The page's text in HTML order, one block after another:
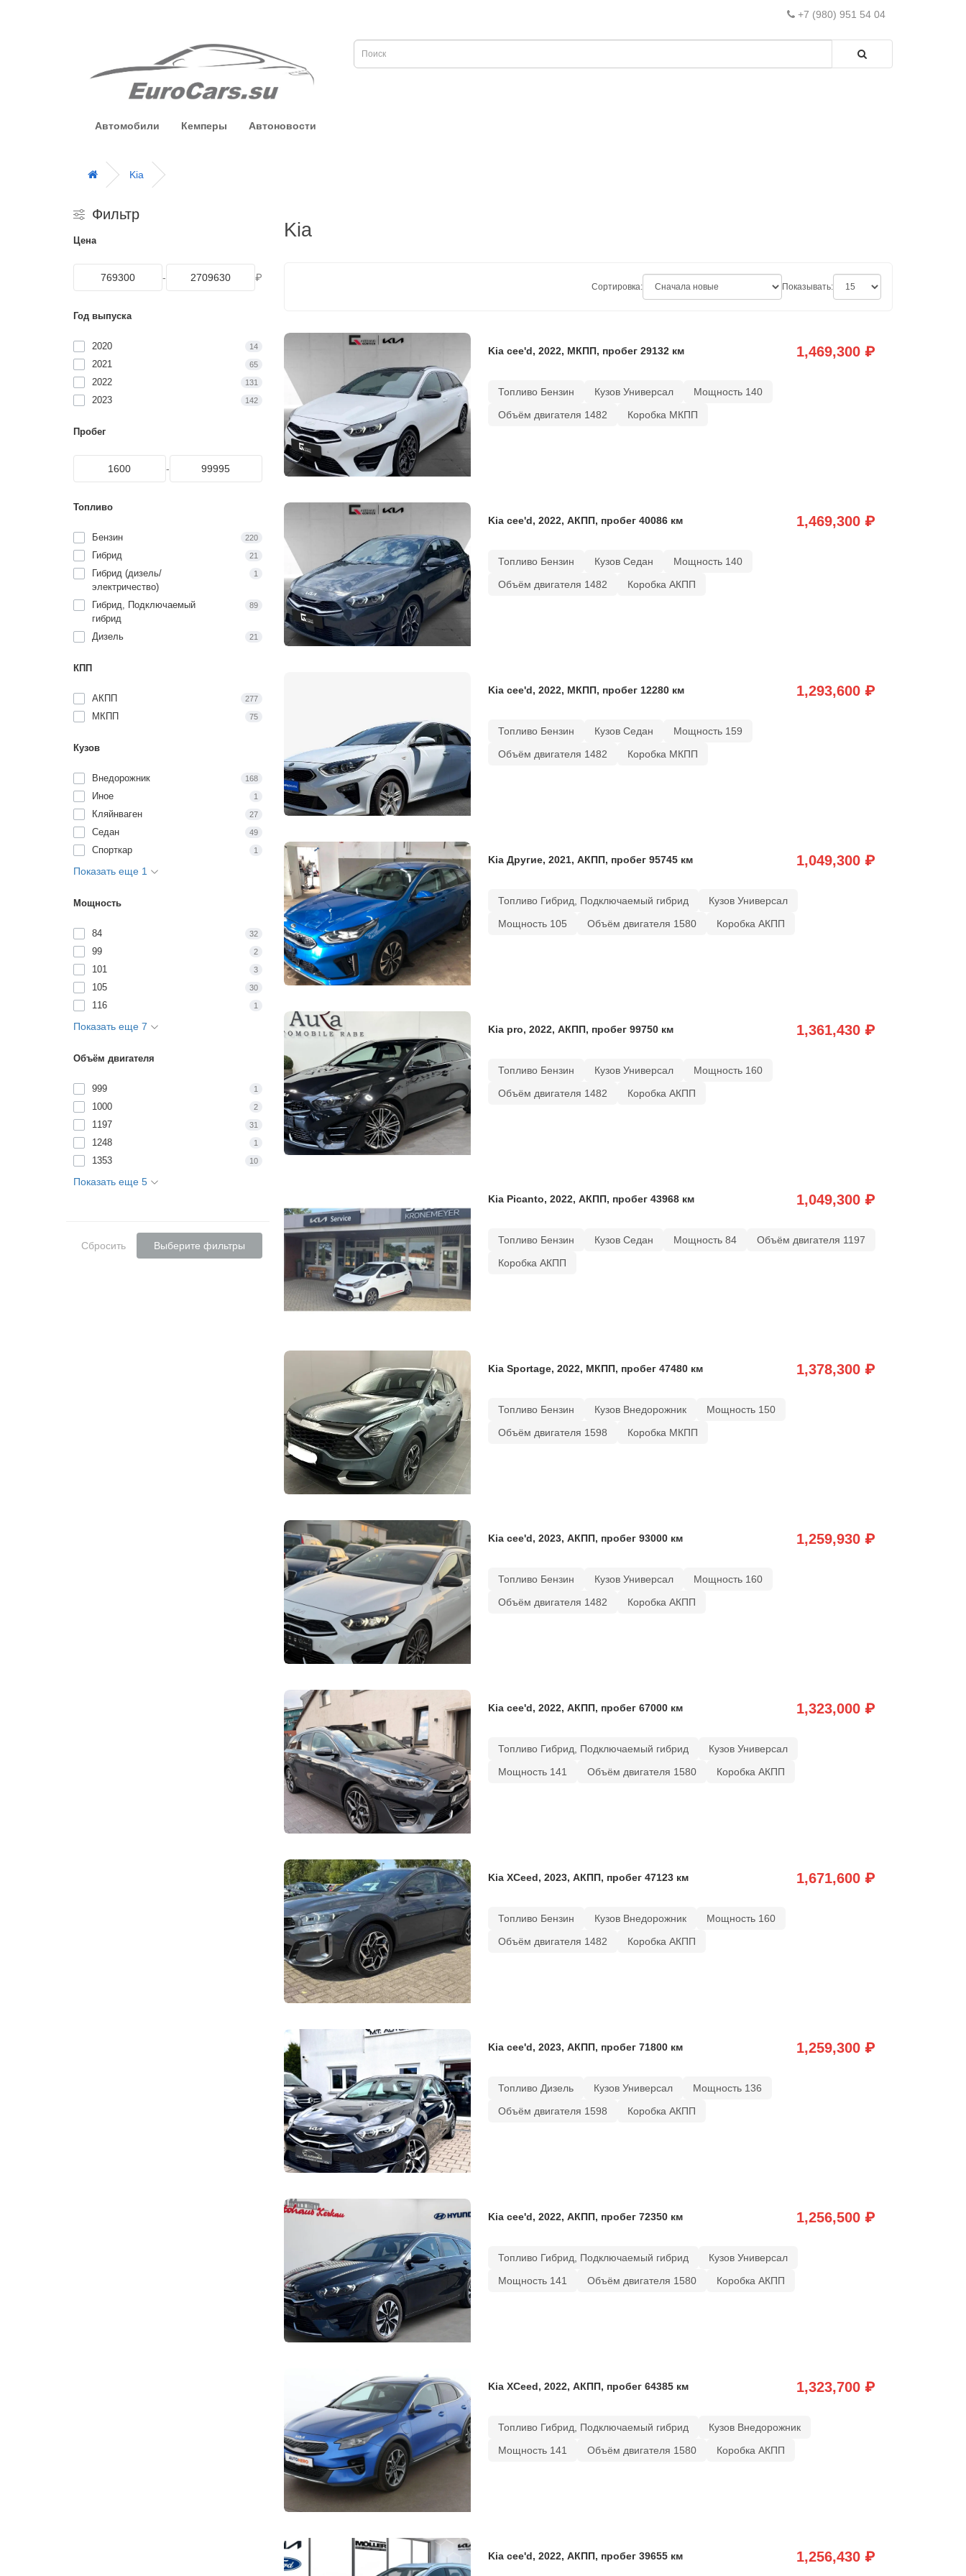
+7 (980) 951 54 04
Автомобили Кемперы Автоновости
Kia
Фильтр
Цена
- ₽
Год выпуска
2020 14
2021 65
2022 131
2023 142
Пробег
-
Топливо
Бензин 220
Гибрид 21
Гибрид (дизель/
электричество)
1
Гибрид, Подключаемый
гибрид
89
Дизель 21
КПП
АКПП 277
МКПП 75
Кузов
Внедорожник 168
Иное 1
Кляйнваген 27
Седан 49
Спорткар 1
Показать еще 1
Мощность
84 32
99 2
101 3
105 30
116 1
Показать еще 7
Объём двигателя
999 1
1000 2
1197 31
1248 1
1353 10
Показать еще 5
Сбросить Выберите фильтры
Kia
Сортировка: Показывать:
Kia cee'd, 2022, МКПП, пробег 29132 км 1,469,300 ₽
Топливо Бензин Кузов Универсал
Мощность 140
Объём двигателя 1482
Коробка МКПП
Kia cee'd, 2022, АКПП, пробег 40086 км 1,469,300 ₽
Топливо Бензин Кузов Седан
Мощность 140
Объём двигателя 1482
Коробка АКПП
Kia cee'd, 2022, МКПП, пробег 12280 км 1,293,600 ₽
Топливо Бензин Кузов Седан
Мощность 159
Объём двигателя 1482
Коробка МКПП
Kia Другие, 2021, АКПП, пробег 95745 км 1,049,300 ₽
Топливо Гибрид, Подключаемый гибрид
Кузов Универсал
Мощность 105
Объём двигателя 1580 Коробка АКПП
Kia pro, 2022, АКПП, пробег 99750 км 1,361,430 ₽
Топливо Бензин Кузов Универсал
Мощность 160
Объём двигателя 1482
Коробка АКПП
Kia Picanto, 2022, АКПП, пробег 43968 км 1,049,300 ₽
Топливо Бензин Кузов Седан Мощность 84
Объём двигателя 1197
Коробка АКПП
Kia Sportage, 2022, МКПП, пробег 47480 км 1,378,300 ₽
Топливо Бензин Кузов Внедорожник
Мощность 150
Объём двигателя 1598
Коробка МКПП
Kia cee'd, 2023, АКПП, пробег 93000 км 1,259,930 ₽
Топливо Бензин Кузов Универсал
Мощность 160
Объём двигателя 1482
Коробка АКПП
Kia cee'd, 2022, АКПП, пробег 67000 км 1,323,000 ₽
Топливо Гибрид, Подключаемый гибрид
Кузов Универсал
Мощность 141
Объём двигателя 1580 Коробка АКПП
Kia XCeed, 2023, АКПП, пробег 47123 км 1,671,600 ₽
Топливо Бензин Кузов Внедорожник
Мощность 160
Объём двигателя 1482
Коробка АКПП
Kia cee'd, 2023, АКПП, пробег 71800 км 1,259,300 ₽
Топливо Дизель Кузов Универсал
Мощность 136
Объём двигателя 1598
Коробка АКПП
Kia cee'd, 2022, АКПП, пробег 72350 км 1,256,500 ₽
Топливо Гибрид, Подключаемый гибрид
Кузов Универсал
Мощность 141
Объём двигателя 1580 Коробка АКПП
Kia XCeed, 2022, АКПП, пробег 64385 км 1,323,700 ₽
Топливо Гибрид, Подключаемый гибрид
Кузов Внедорожник
Мощность 141
Объём двигателя 1580 Коробка АКПП
Kia cee'd, 2022, АКПП, пробег 39655 км 1,256,430 ₽